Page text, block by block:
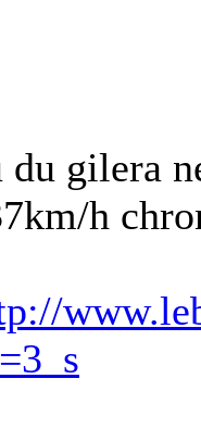
du gilera
h